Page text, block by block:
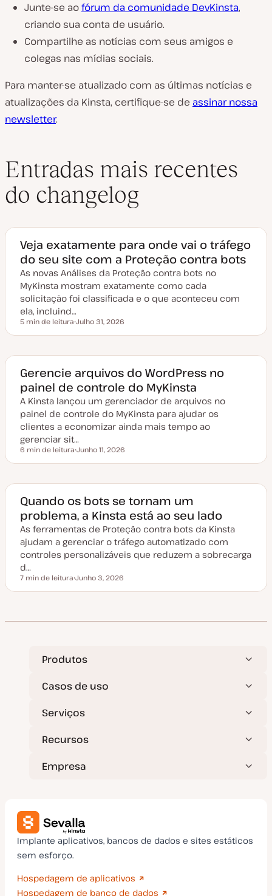
Junte-se aofórum da comunidade DevKinsta,
criando sua conta de usuário.
Compartilhe as notícias com seus amigos e
colegas nas mídias sociais.
Para manter-se atualizado com as últimas notícias e
atualizações da Kinsta, certifique-se de assinar nossa
newsletter.
Entradas mais recentes
do changelog
Veja exatamente para onde vai o tráfego
do seu site com a Proteção contra bots
As novas Análises da Proteção contra bots no
MyKinsta mostram exatamente como cada
solicitação foi classificada e o que aconteceu com
ela, incluind…
Tempo de leitura
5 min de leitura
a
a
e
a
u
a
i
z
a
ç
ã
Julho 31, 2026
Gerencie arquivos do WordPress no
painel de controle do MyKinsta
A Kinsta lançou um gerenciador de arquivos no
painel de controle do MyKinsta para ajudar os
clientes a economizar ainda mais tempo ao
gerenciar sit…
Tempo de leitura
6 min de leitura
a
a
e
a
t
u
a
i
z
a
ã
Junho 11, 2026
Quando os bots se tornam um
problema, a Kinsta está ao seu lado
As ferramentas de Proteção contra bots da Kinsta
ajudam a gerenciar o tráfego automatizado com
controles personalizáveis que reduzem a sobrecarga
d…
Tempo de leitura
7 min de leitura
a
a
l
a
o
Junho 3, 2026
Produtos
Casos de uso
Serviços
Recursos
Empresa
Implante aplicativos, bancos de dados e sites estáticos
sem esforço.
Hospedagem de aplicativos
Hospedagem de banco de dados